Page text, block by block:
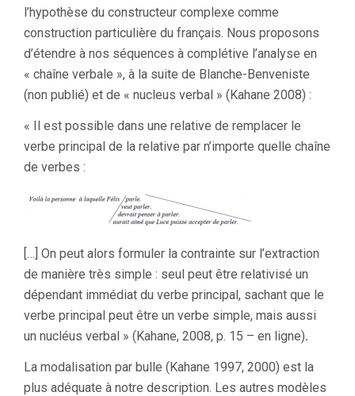
l’hypothèse du constructeur complexe comme
construction particulière du français. Nous proposons
d’étendre à nos séquences à complétive l’analyse en
« chaîne verbale », à la suite de Blanche-Benveniste
(non publié) et de « nucleus verbal » (Kahane 2008) :
« Il est possible dans une relative de remplacer le
verbe principal de la relative par n’importe quelle chaîne
de verbes :
[…] On peut alors formuler la contrainte sur l’extraction
de manière très simple : seul peut être relativisé un
dépendant immédiat du verbe principal, sachant que le
verbe principal peut être un verbe simple, mais aussi
un nucléus verbal » (Kahane, 2008, p. 15 – en ligne).
La modalisation par bulle (Kahane 1997, 2000) est la
plus adéquate à notre description. Les autres modèles